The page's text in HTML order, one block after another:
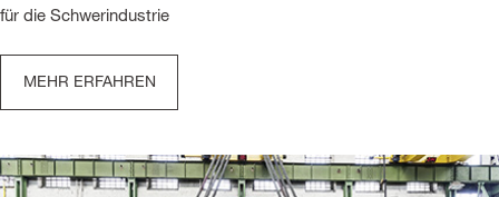
für die Schwerindustrie
MEHR ERFAHREN